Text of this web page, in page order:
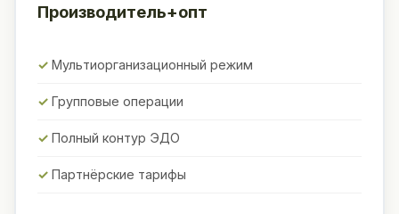
Производитель+опт
Мультиорганизационный режим
Групповые операции
Полный контур ЭДО
Партнёрские тарифы